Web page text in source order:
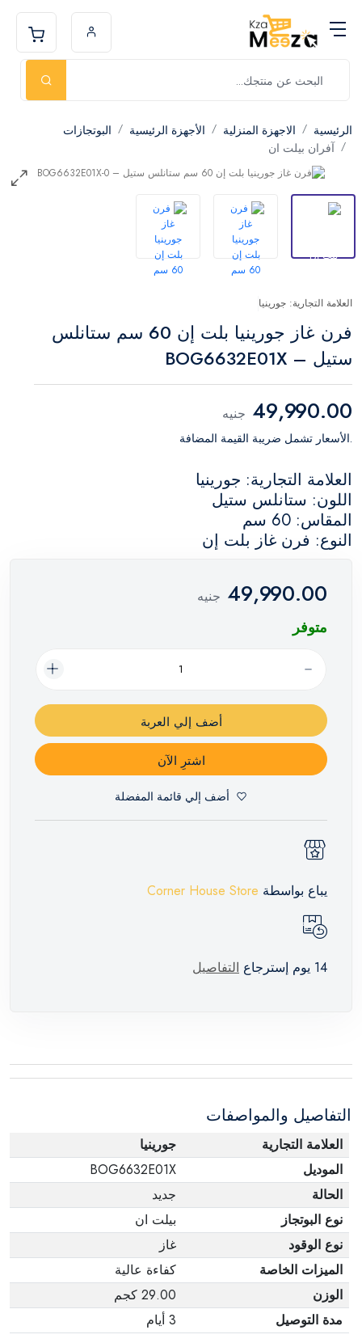
الرئيسية الاجهزة المنزلية الأجهزة الرئيسية
البوتجازات
آفران بيلت ان
العلامة التجارية: جورينيا
فرن غاز جورينيا بلت إن 60 سم ستانلس
ستيل – BOG6632E01X
49,990.00 جنيه
.الأسعار تشمل ضريبة القيمة المضافة
العلامة التجارية: جورينيا
اللون: ستانلس ستيل
المقاس: 60 سم
النوع: فرن غاز بلت إن
49,990.00 جنيه
متوفر
أضف إلي العربة
اشترِ الآن
أضف إلي قائمة المفضلة
يباع بواسطة Corner House Store
14 يوم إسترجاع التفاصيل
التفاصيل والمواصفات
العلامة التجارية
جورينيا
الموديل
BOG6632E01X
الحالة
جديد
نوع البوتجاز
بيلت ان
نوع الوقود
غاز
الميزات الخاصة
كفاءة عالية
الوزن
29.00 كجم
مدة التوصيل
3 أيام